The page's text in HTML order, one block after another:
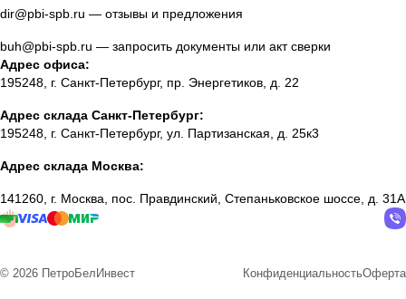
dir@pbi-spb.ru — отзывы и предложения
buh@pbi-spb.ru — запросить документы или акт сверки
Адрес офиса:
195248, г. Санкт-Петербург, пр. Энергетиков, д. 22
Адрес склада Санкт-Петербург:
195248, г. Санкт-Петербург, ул. Партизанская, д. 25к3
Адрес склада Москва:
141260, г. Москва, пос. Правдинский, Степаньковское шоссе, д. 31А
© 2026 ПетроБелИнвест КонфиденциальностьОферта